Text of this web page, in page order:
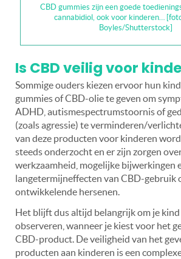
CBD gummies zijn een goede
cannabidiol, ook voor kinderen…
Boyles/Shutterstock]
Is CBD veilig voor
Sommige ouders kiezen ervoor hun
gummies of CBD-olie te geven om
ADHD, autismespectrumstoornis of
(zoals agressie) te verminderen/
van deze producten voor kinderen
steeds onderzocht en er zijn zorgen
werkzaamheid, mogelijke bijwerkingen
langetermijneffecten van CBD-gebruik
ontwikkelende hersenen.
Het blijft dus altijd belangrijk om je
observeren, wanneer je kiest voor het
CBD-product. De veiligheid van het
producten aan kinderen is een